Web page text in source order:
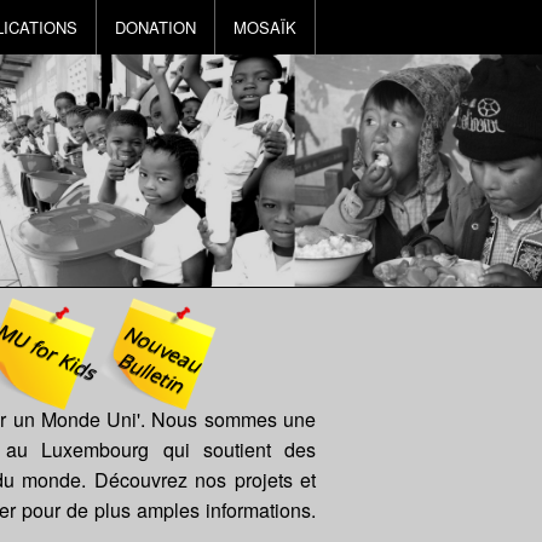
DONATION MOSAÏK
N
o
u
v
e
a
u
B
u
lle
t
in
for Kids
un Monde Uni'. Nous sommes une
au Luxembourg qui soutient des
monde. Découvrez nos projets et
pour de plus amples informations.